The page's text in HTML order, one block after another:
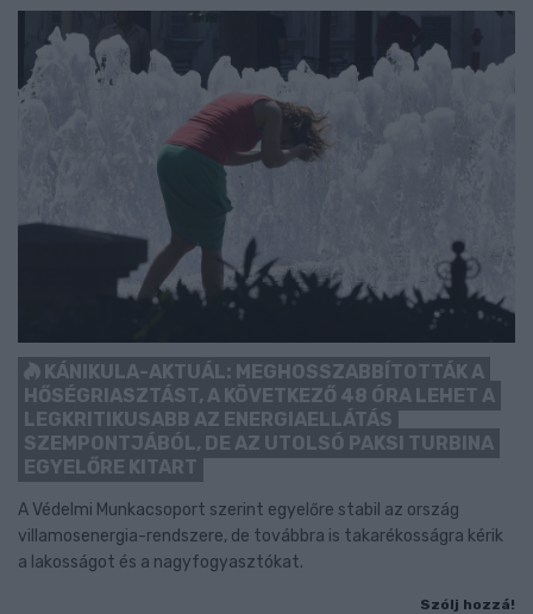
KÁNIKULA-AKTUÁL: MEGHOSSZABBÍTOTTÁK A
HŐSÉGRIASZTÁST, A KÖVETKEZŐ 48 ÓRA LEHET A
LEGKRITIKUSABB AZ ENERGIAELLÁTÁS
SZEMPONTJÁBÓL, DE AZ UTOLSÓ PAKSI TURBINA
EGYELŐRE KITART
A Védelmi Munkacsoport szerint egyelőre stabil az ország
villamosenergia-rendszere, de továbbra is takarékosságra kérik
a lakosságot és a nagyfogyasztókat.
Szólj hozzá!